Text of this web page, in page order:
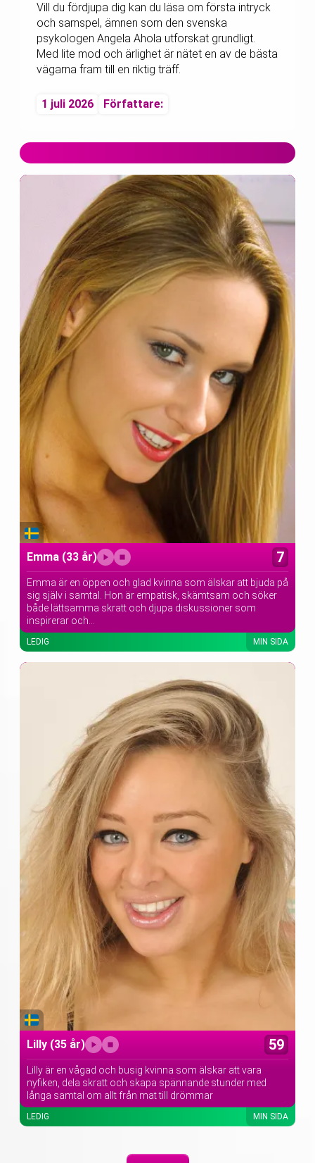
Vill du fördjupa dig kan du läsa om första intryck
och samspel, ämnen som den svenska
psykologen Angela Ahola utforskat grundligt.
Med lite mod och ärlighet är nätet en av de bästa
vägarna fram till en riktig träff.
1 juli 2026 Författare:
Emma (33 år) 7
Emma är en öppen och glad kvinna som älskar att bjuda på
sig själv i samtal. Hon är empatisk, skämtsam och söker
både lättsamma skratt och djupa diskussioner som
inspirerar och...
LEDIG MIN SIDA
Lilly (35 år) 59
Lilly är en vågad och busig kvinna som älskar att vara
nyfiken, dela skratt och skapa spännande stunder med
långa samtal om allt från mat till drömmar
LEDIG MIN SIDA